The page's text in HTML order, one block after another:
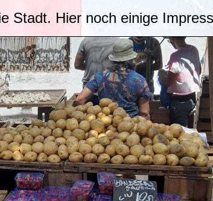
Stadt. Hier noch einige